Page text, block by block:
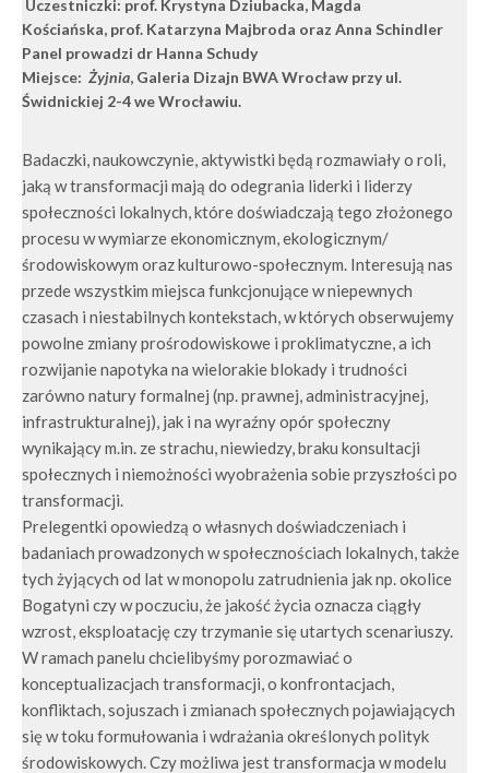
Uczestniczki: prof. Krystyna Dziubacka, Magda
Kościańska, prof. Katarzyna Majbroda oraz Anna Schindler
Panel prowadzi dr Hanna Schudy
Miejsce: Żyjnia, Galeria Dizajn BWA Wrocław przy ul.
Świdnickiej 2-4 we Wrocławiu.
Badaczki, naukowczynie, aktywistki będą rozmawiały o roli,
jaką w transformacji mają do odegrania liderki i liderzy
społeczności lokalnych, które doświadczają tego złożonego
procesu w wymiarze ekonomicznym, ekologicznym/
środowiskowym oraz kulturowo-społecznym. Interesują nas
przede wszystkim miejsca funkcjonujące w niepewnych
czasach i niestabilnych kontekstach, w których obserwujemy
powolne zmiany prośrodowiskowe i proklimatyczne, a ich
rozwijanie napotyka na wielorakie blokady i trudności
zarówno natury formalnej (np. prawnej, administracyjnej,
infrastrukturalnej), jak i na wyraźny opór społeczny
wynikający m.in. ze strachu, niewiedzy, braku konsultacji
społecznych i niemożności wyobrażenia sobie przyszłości po
transformacji.
Prelegentki opowiedzą o własnych doświadczeniach i
badaniach prowadzonych w społecznościach lokalnych, także
tych żyjących od lat w monopolu zatrudnienia jak np. okolice
Bogatyni czy w poczuciu, że jakość życia oznacza ciągły
wzrost, eksploatację czy trzymanie się utartych scenariuszy.
W ramach panelu chcielibyśmy porozmawiać o
konceptualizacjach transformacji, o konfrontacjach,
konfliktach, sojuszach i zmianach społecznych pojawiających
się w toku formułowania i wdrażania określonych polityk
środowiskowych. Czy możliwa jest transformacja w modelu